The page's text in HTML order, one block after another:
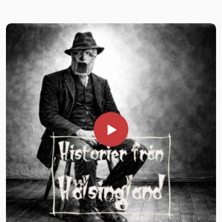
upp på Hårgaberget tillsammans med Historier från
Hälsingland. Strax innan kl. 18 träffas vi nedanför berget för
att i grupp vandrar i maklig takt cirka 1,5 km upp på berget.
Under promenaden gör vi flera stopp för att få lyssna till
lokala sägner, inte minst de kring Hårgaberget, blandat med
kusliga berättelser från Hälsinglands alla hörn. Väl uppe på
berget samlas vi i ring vid ”dansplatsen” och fortsätter
berättandet. Pris: 150 kr per person. Förköp gärna via SWISH
1235672431 Skriv i meddelanderuntan förnamn på den/de
som kommer samt datum. Exempel: ”8 juli Pelle Anna”.
9 juli kl. 18 ”Djävulskontrakt, rånda och småfolk” –
sägenafton vid Styggforsen i Boda, Rättvik. Pris: 150 kr per
person. Torsdagen den 9 juli gästar Robert och Fredrik från
succépoddarna Historier från Dalarna och Historier från
Hälsingland en av Dalarnas mest mytomspunna platser –
Kojbyn, Lassekrog. Temat är "Skogens väsen". Under aftonen
bjuds åhörarna på historier hämtade från de djupa skogarna i
Hälsingland och Härjedalen med omnejd, varav flertalet
aldrig berättats av någon inför en större publik.Arbetet i
skogen var under 1800-talet både slitsamt och bitvis
farligt, det gällde att hålla sig väl med skogens makter. För
många skogsarbetare, kolare och flottare var skrock och
vidskepelse en del av vardagen.Under berättarkvällen får du
höra om möten med väsen både i dåtid och nutid samt ta
del av äldre tider sägner. Vi besöker också några hemsökta
platser samt får möta några av de mindre kända
brottslingarna som en gång i tiden härjade i gränstrakterna
mellan Hälsingland och Härjedalen.
Innan berättarkvällen startar bjuds besökaren på en kopp
rykande färskt kaffe kokt över öppen eld samt kaka till
(festis för de som inte dricker kaffe finns). Naturligtvis får ni